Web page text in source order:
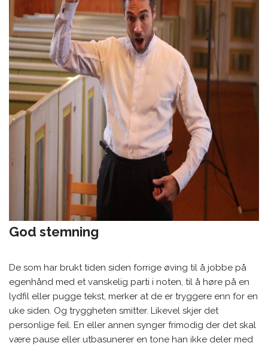
God stemning
De som har brukt tiden siden forrige øving til å jobbe på
egenhånd med et vanskelig parti i noten, til å høre på en
lydfil eller pugge tekst, merker at de er tryggere enn for en
uke siden. Og tryggheten smitter. Likevel skjer det
personlige feil. En eller annen synger frimodig der det skal
være pause eller utbasunerer en tone han ikke deler med